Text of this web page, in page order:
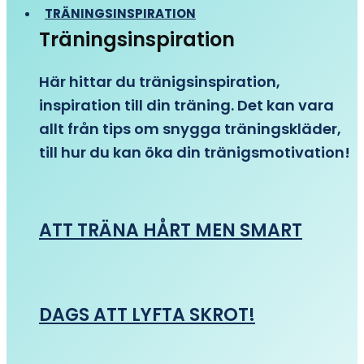
TRÄNINGSINSPIRATION
Träningsinspiration
Här hittar du tränigsinspiration,
inspiration till din träning. Det kan vara
allt från tips om snygga träningskläder,
till hur du kan öka din tränigsmotivation!
ATT TRÄNA HÅRT MEN SMART
DAGS ATT LYFTA SKROT!